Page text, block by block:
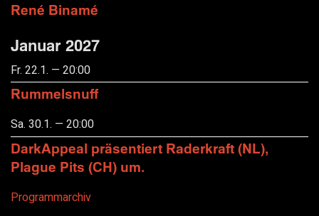
René Binamé
Januar 2027
Fr. 22.1. — 20:00
Rummelsnuff
Sa. 30.1. — 20:00
DarkAppeal präsentiert Raderkraft (NL),
Plague Pits (CH) um.
Programmarchiv